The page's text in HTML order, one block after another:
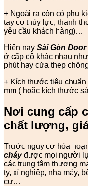
+ Ngoài ra còn có phụ
tay co thủy lực, thanh
yêu cầu khách hàng)…
Hiện nay Sài Gòn Door
ở cấp độ khác nhau
phút hay cửa thép
+ Kích thước tiêu chuẩn
mm ( hoặc kích thước
Nơi cung cấp
chất lượng,
Trước nguy cơ hỏa
cháy được mọi người
các trung tâm thương
ty, xí nghiệp, nhà máy,
cư…